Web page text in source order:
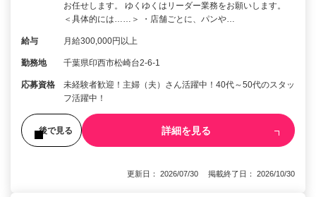
お任せします。 ゆくゆくはリーダー業務をお願いします。
＜具体的には……＞ ・店舗ごとに、パンや…
給与 月給300,000円以上
勤務地 千葉県印西市松崎台2-6-1
応募資格
未経験者歓迎！主婦（夫）さん活躍中！40代～50代のスタッ
フ活躍中！
後で見る 詳細を見る
更新日： 2026/07/30 掲載終了日： 2026/10/30